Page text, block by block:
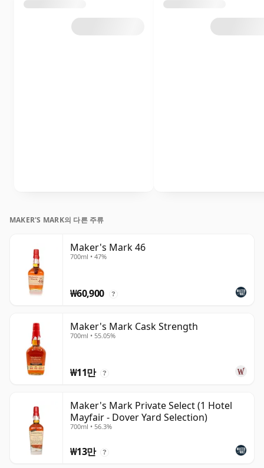
MAKER'S MARK의 다른 주류
Maker's Mark 46
700ml • 47%
₩60,900 ?
Maker's Mark Cask Strength
700ml • 55.05%
₩11만 ?
Maker's Mark Private Select (1 Hotel
Mayfair - Dover Yard Selection)
700ml • 56.3%
₩13만 ?